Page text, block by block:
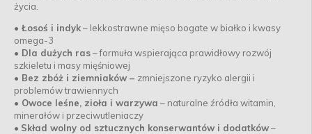
życia.
• Łosoś i indyk– lekkostrawne mięso bogate w białko i kwasy
omega-3
• Dla dużych ras– formuła wspierająca prawidłowy rozwój
szkieletu i masy mięśniowej
• Bez zbóż i ziemniaków – zmniejszone ryzyko alergii i
problemów trawiennych
• Owoce leśne, zioła i warzywa – naturalne źródła witamin,
minerałów i przeciwutleniaczy
• Skład wolny od sztucznych konserwantów i dodatków–